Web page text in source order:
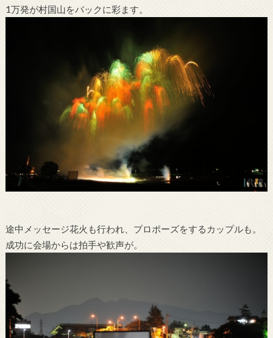
1万発が村国山をバックに彩ます。
途中メッセージ花火も行われ、プロポーズをするカップルも。
成功に会場からは拍手や歓声が。